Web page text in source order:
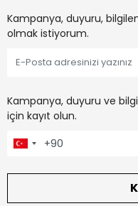
Kampanya, duyuru,
olmak istiyorum.
Kampanya, duyuru ve
için kayıt olun.